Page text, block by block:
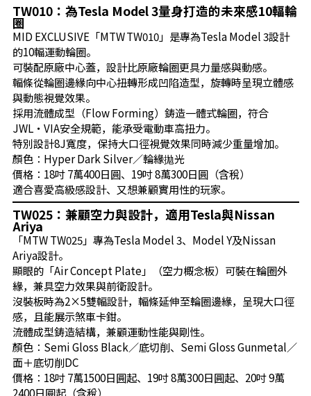
TW010：為Tesla Model 3量身打造的未來感10輻輪
圈
MID EXCLUSIVE「MTW TW010」是專為Tesla Model 3設計
的10輻運動輪圈。
可裝配原廠中心蓋，設計比原廠輪圈更具力量感與動感。
輻條從輪圈邊緣向中心扭轉形成凹陷造型，旋轉時呈現立體感
與動態視覺效果。
採用流體成型（Flow Forming）鋳造一體式輪圈，符合
JWL・VIA安全規範，能承受電動車高扭力。
特別設計8J寬度，保持大口徑視覺效果同時減少重量增加。
顏色：Hyper Dark Silver／輪緣拋光
價格：18吋 7萬400日圓、19吋 8萬300日圓（含稅）
適合喜愛高級感設計、又想兼顧實用性的玩家。
TW025：兼顧空力與設計，適用Tesla與Nissan
Ariya
「MTW TW025」專為Tesla Model 3、Model Y及Nissan
Ariya設計。
顯眼的「Air Concept Plate」（空力概念板）可裝在輪圈外
緣，兼具空力效果與前衛設計。
沒裝板時為2×5雙輻設計，輻條延伸至輪圈邊緣，呈現大口徑
感，且能展示煞車卡鉗。
流體成型鋳造結構，兼顧運動性能與剛性。
顏色：Semi Gloss Black／底切削、Semi Gloss Gunmetal／
面＋底切削DC
價格：18吋 7萬1500日圓起、19吋 8萬300日圓起、20吋 9萬
2400日圓起（含稅）